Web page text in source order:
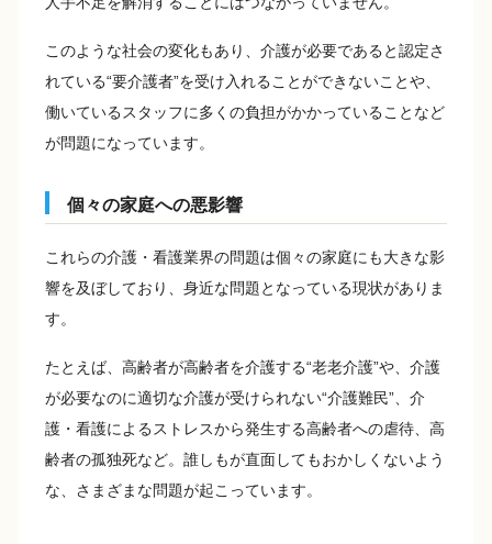
このような社会の変化もあり、介護が必要であると認定さ
れている“要介護者”を受け入れることができないことや、
働いているスタッフに多くの負担がかかっていることなど
が問題になっています。
個々の家庭への悪影響
これらの介護・看護業界の問題は個々の家庭にも大きな影
響を及ぼしており、身近な問題となっている現状がありま
す。
たとえば、高齢者が高齢者を介護する“老老介護”や、介護
が必要なのに適切な介護が受けられない“介護難民”、介
護・看護によるストレスから発生する高齢者への虐待、高
齢者の孤独死など。誰しもが直面してもおかしくないよう
な、さまざまな問題が起こっています。